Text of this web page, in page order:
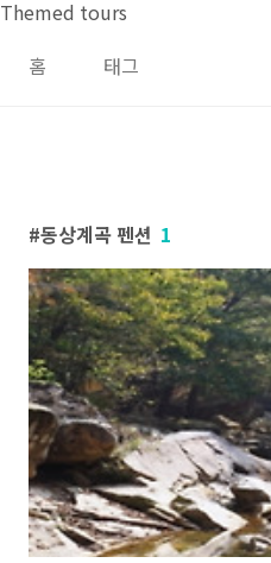
본문 바로가기
Themed tours
홈
태그
동상계곡 펜션 1